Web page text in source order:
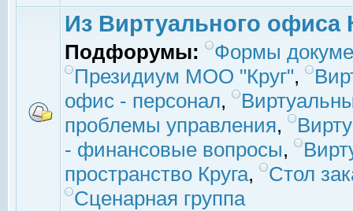
Из Виртуального офиса
Подфорумы:
Формы
Президиум МОО "Круг",
офис - персонал,
проблемы управления,
- финансовые вопросы,
пространство Круга,
Стол
Сценарная группа